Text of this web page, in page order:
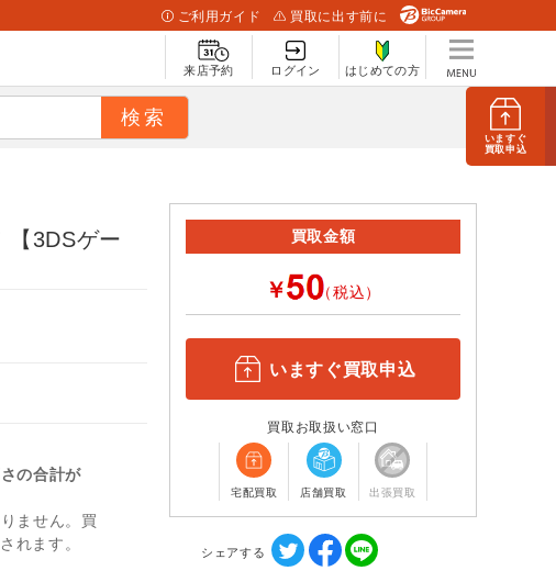
いますぐ
買取申込
ご利用ガイド 買取に出す前に
来店予約 ログイン はじめての方
【3DSゲー
の合計が
ません。買
れます。
買取金額
￥ （税込）
いますぐ買取申込
買取お取扱い窓口
宅配買取 店舗買取 出張買取
シェアする